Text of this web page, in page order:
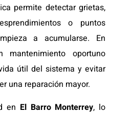
permite detectar grietas,
o puntos
a acumularse. En
mantenimiento oportuno
útil del sistema y evitar
una reparación mayor.
en El Barro Monterrey, lo